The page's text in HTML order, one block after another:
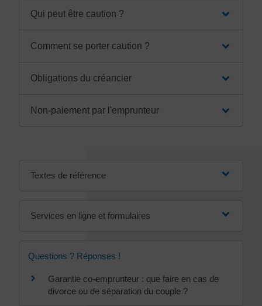
Qui peut être caution ?
Comment se porter caution ?
Obligations du créancier
Non-paiement par l'emprunteur
Textes de référence
Services en ligne et formulaires
Questions ? Réponses !
Garantie co-emprunteur : que faire en cas de
divorce ou de séparation du couple ?